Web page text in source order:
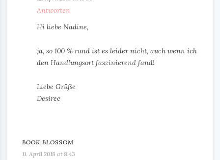
Antworten
Hi liebe Nadine,
ja, so 100 % rund ist es leider nicht, auch wenn ich
den Handlungsort faszinierend fand!
Liebe Grüße
Desiree
BOOK BLOSSOM
11. April 2018 at 8:43